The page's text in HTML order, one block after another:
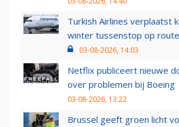
Turkish Airlines verplaatst
winter tussenstop op
03-08-2026, 14:03
Netflix publiceert nieuwe
over problemen bij Boeing
03-08-2026, 13:22
Brussel geeft groen licht